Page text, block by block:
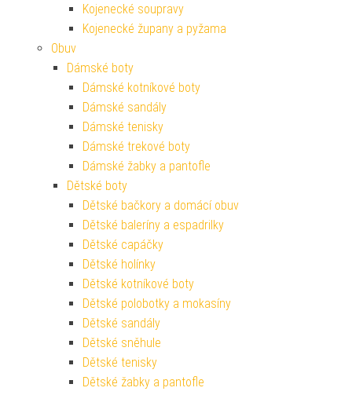
Kojenecké soupravy
Kojenecké župany a pyžama
Obuv
Dámské boty
Dámské kotníkové boty
Dámské sandály
Dámské tenisky
Dámské trekové boty
Dámské žabky a pantofle
Dětské boty
Dětské bačkory a domácí obuv
Dětské baleríny a espadrilky
Dětské capáčky
Dětské holínky
Dětské kotníkové boty
Dětské polobotky a mokasíny
Dětské sandály
Dětské sněhule
Dětské tenisky
Dětské žabky a pantofle